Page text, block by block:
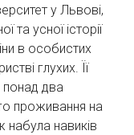
у Львові,
та усної історії
в особистих
глухих. Її
два
проживання на
набула навиків